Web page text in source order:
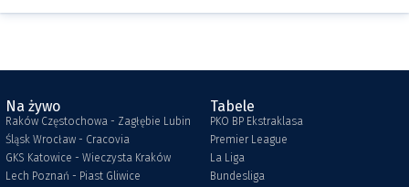
Na żywo
Raków Częstochowa - Zagłębie Lubin
Śląsk Wrocław - Cracovia
GKS Katowice - Wieczysta Kraków
Lech Poznań - Piast Gliwice
Tabele
PKO BP Ekstraklasa
Premier League
La Liga
Bundesliga